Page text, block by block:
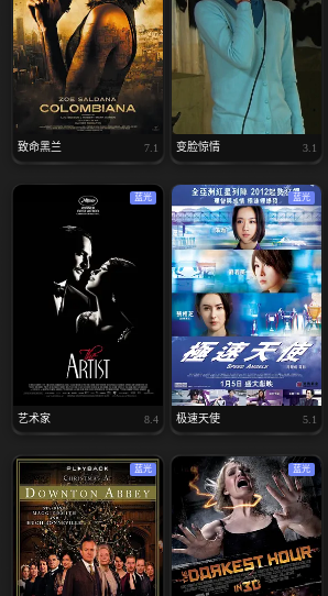
致命黑兰 7.1 变脸惊情 3.1
蓝光
艺术家 8.4
蓝光
极速天使 5.1
蓝光 蓝光